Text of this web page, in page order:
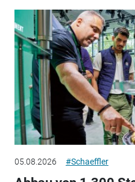
05.08.2026 #Schaeffler